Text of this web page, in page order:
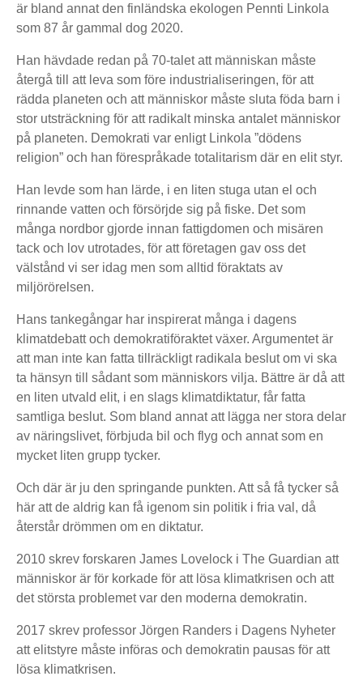
är bland annat den finländska ekologen Pennti Linkola
som 87 år gammal dog 2020.
Han hävdade redan på 70-talet att människan måste
återgå till att leva som före industrialiseringen, för att
rädda planeten och att människor måste sluta föda barn i
stor utsträckning för att radikalt minska antalet människor
på planeten. Demokrati var enligt Linkola ”dödens
religion” och han förespråkade totalitarism där en elit styr.
Han levde som han lärde, i en liten stuga utan el och
rinnande vatten och försörjde sig på fiske. Det som
många nordbor gjorde innan fattigdomen och misären
tack och lov utrotades, för att företagen gav oss det
välstånd vi ser idag men som alltid föraktats av
miljörörelsen.
Hans tankegångar har inspirerat många i dagens
klimatdebatt och demokratiföraktet växer. Argumentet är
att man inte kan fatta tillräckligt radikala beslut om vi ska
ta hänsyn till sådant som människors vilja. Bättre är då att
en liten utvald elit, i en slags klimatdiktatur, får fatta
samtliga beslut. Som bland annat att lägga ner stora delar
av näringslivet, förbjuda bil och flyg och annat som en
mycket liten grupp tycker.
Och där är ju den springande punkten. Att så få tycker så
här att de aldrig kan få igenom sin politik i fria val, då
återstår drömmen om en diktatur.
2010 skrev forskaren James Lovelock i The Guardian att
människor är för korkade för att lösa klimatkrisen och att
det största problemet var den moderna demokratin.
2017 skrev professor Jörgen Randers i Dagens Nyheter
att elitstyre måste införas och demokratin pausas för att
lösa klimatkrisen.